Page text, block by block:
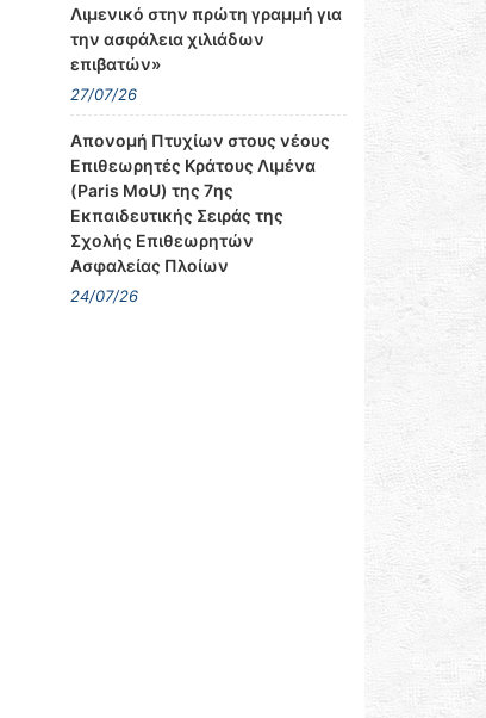
Λιμενικό στην πρώτη γραμμή για
την ασφάλεια χιλιάδων
επιβατών»
27/07/26
Απονομή Πτυχίων στους νέους
Επιθεωρητές Κράτους Λιμένα
(Paris MoU) της 7ης
Εκπαιδευτικής Σειράς της
Σχολής Επιθεωρητών
Ασφαλείας Πλοίων
24/07/26